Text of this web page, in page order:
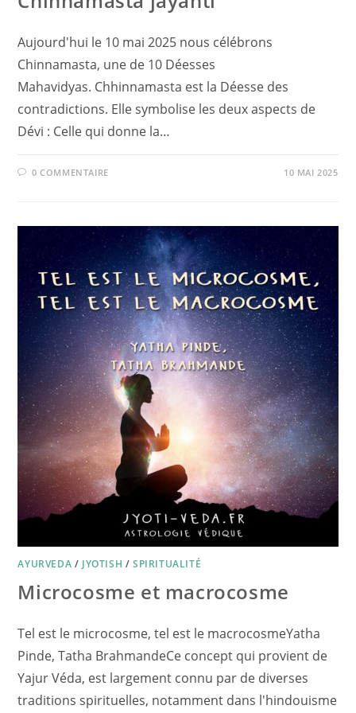
Aujourd'hui le 10 mai 2025 nous célébrons
Chinnamasta, une de 10 Déesses
Mahavidyas. Chhinnamasta est la Déesse des
contradictions. Elle symbolise les deux aspects de
Dévi : Celle qui donne la…
0 COMMENTAIRE 10 MAI 2025
AYURVEDA / JYOTISH /SPIRITUALITÉ
Microcosme et macrocosme
​Tel est le microcosme, tel est le macrocosmeYatha
Pinde, Tatha Brahmande​Ce concept qui provient de
Yajur Véda, est largement connu par de diverses
traditions spirituelles, notamment dans l'hindouisme